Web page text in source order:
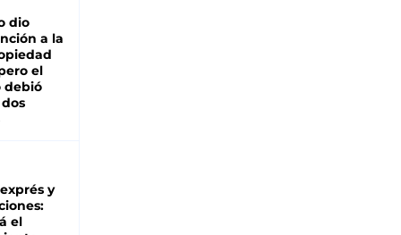
dio
a la
el
debió
y
el